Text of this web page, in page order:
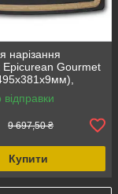
нарізання
Epicurean Gourmet
паперовий
до
9 697,50 ₴
Купити